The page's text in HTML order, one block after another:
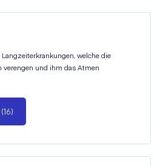
welche die
verengen und ihm das Atmen